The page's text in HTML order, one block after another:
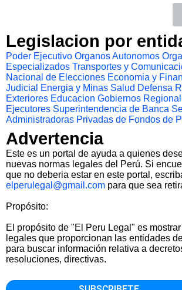
Legislacion por
Poder Ejecutivo Organos Autonomos
Especializados Transportes y
Nacional de Elecciones Economia y
Judicial
Energia y Minas Salud Defensa
Exteriores Educacion Gobiernos
Ejecutores Superintendencia de Banca
Administradoras Privadas de Fondos de
Advertencia
Este es un portal de ayuda a quienes
nuevas normas legales del Perú. Si
que no deberia estar en este portal,
elperulegal@gmail.com para que sea
Propósito:
El propósito de "El Peru Legal" es
legales que proporcionan las entidades
para buscar información relativa a
resoluciones, directivas.